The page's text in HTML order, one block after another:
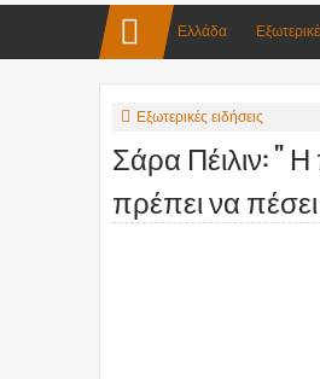
Ελλάδα
Εξωτερικές ειδήσεις
Σάρα Πέιλιν: "
πρέπει να